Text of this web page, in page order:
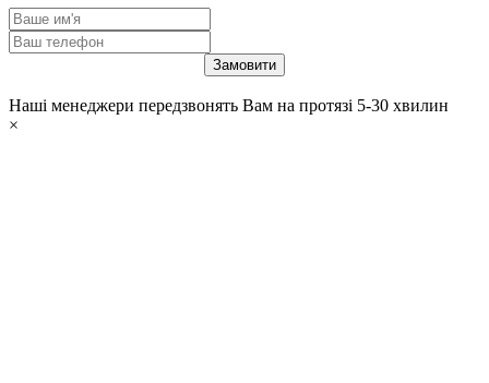
Наші менеджери передзвонять Вам на протязі 5-30 хвилин
×